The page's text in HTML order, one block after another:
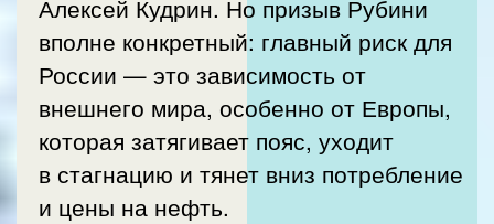
Алексей Кудрин. Но призыв Рубини
вполне конкретный: главный риск для
России — это зависимость от
внешнего мира, особенно от Европы,
которая затягивает пояс, уходит
в стагнацию и тянет вниз потребление
и цены на нефть.